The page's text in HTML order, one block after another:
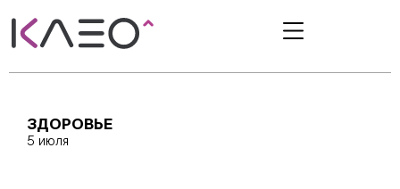
ЗДОРОВЬЕ
5 июля